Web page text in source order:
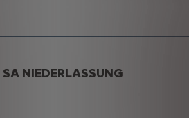
NIEDERLASSUNG